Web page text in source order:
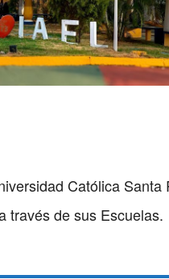
Católica Santa
través de sus Escuelas.